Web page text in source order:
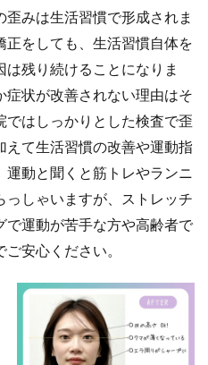
みは生活習慣で形成されま
正をしても、生活習慣自体を
残り続けることになりま
症状が改善されない理由はそ
ではしっかりとした検査で歪
えて生活習慣の改善や運動指
運動と聞くと筋トレやランニ
っしゃいますが、ストレッチ
で運動が苦手な方や高齢者で
安心ください。